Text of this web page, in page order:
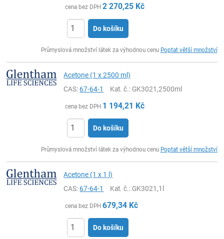
cena bez DPH 2 270,25 Kč
Do košíku
Průmyslová množství látek za výhodnou cenu Poptat větší množství
Acetone (1 x 2500 ml)
CAS:67-64-1 Kat. č.: GK3021,2500ml
cena bez DPH 1 194,21 Kč
Do košíku
Průmyslová množství látek za výhodnou cenu Poptat větší množství
Acetone (1 x 1 l)
CAS:67-64-1 Kat. č.: GK3021,1l
cena bez DPH 679,34 Kč
Do košíku